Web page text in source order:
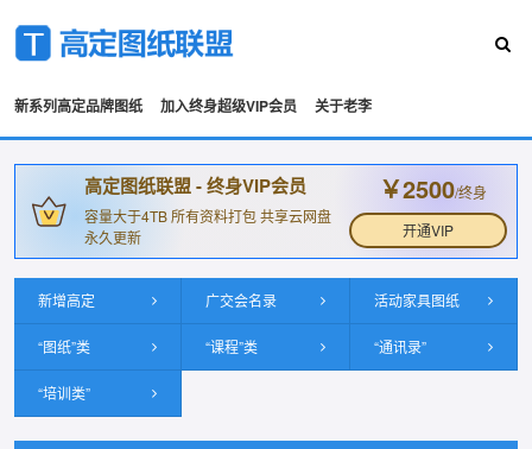
新系列高定品牌图纸 加入终身超级VIP会员 关于老李
高定图纸联盟 - 终身VIP会员
容量大于4TB 所有资料打包 共享云网盘
永久更新
￥2500/终身
开通VIP
新增高定 广交会名录 活动家具图纸
“图纸”类 “课程”类 “通讯录”
“培训类”